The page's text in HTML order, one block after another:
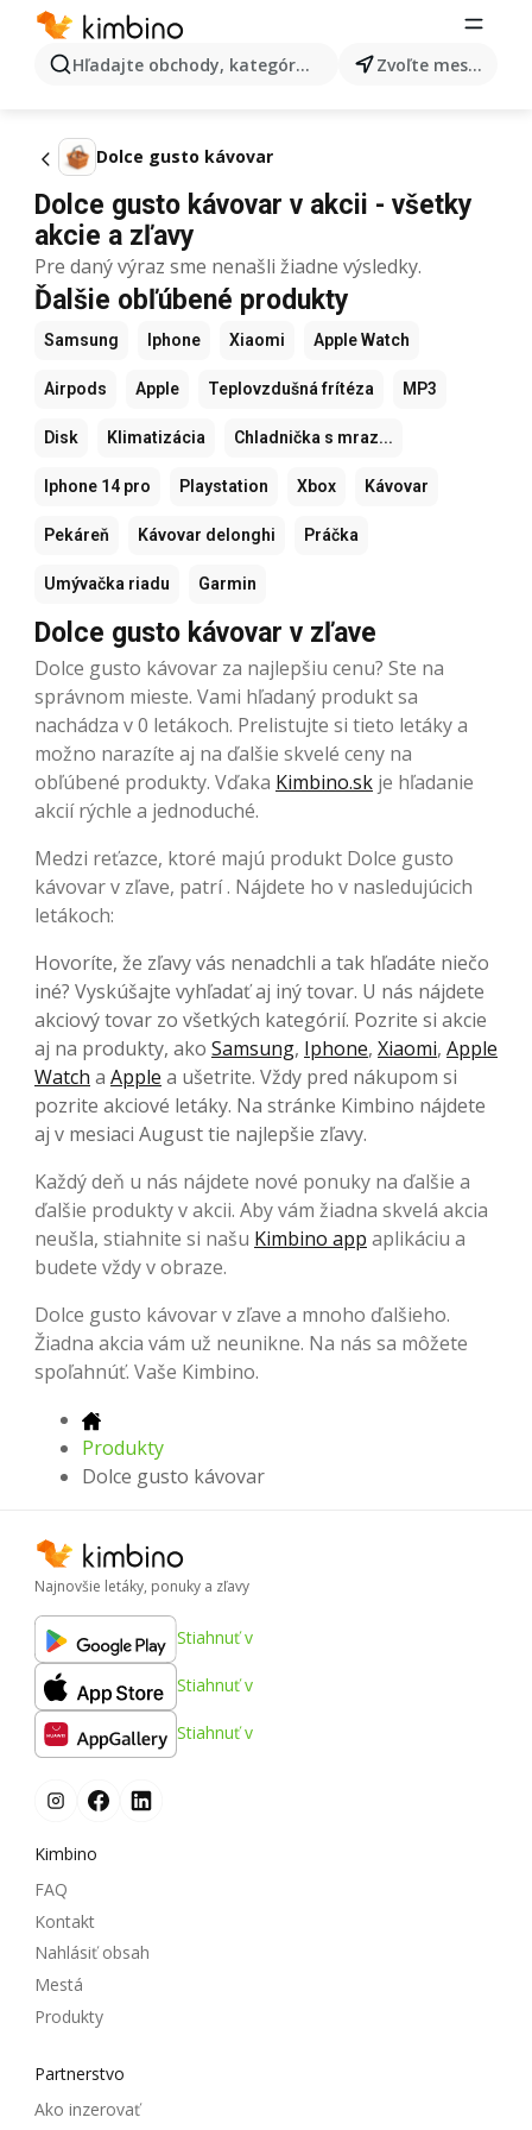
Hľadajte obchody, kategórie, produkty... Zvoľte mesto
Dolce gusto kávovar
Dolce gusto kávovar v akcii - všetky
akcie a zľavy
Pre daný výraz sme nenašli žiadne výsledky.
Ďalšie obľúbené produkty
Samsung Iphone Xiaomi Apple Watch
Airpods Apple Teplovzdušná frítéza MP3
Disk Klimatizácia Chladnička s mraz...
Iphone 14 pro Playstation Xbox Kávovar
Pekáreň Kávovar delonghi Práčka
Umývačka riadu Garmin
Dolce gusto kávovar v zľave
Dolce gusto kávovar za najlepšiu cenu? Ste na
správnom mieste. Vami hľadaný produkt sa
nachádza v 0 letákoch. Prelistujte si tieto letáky a
možno narazíte aj na ďalšie skvelé ceny na
obľúbené produkty. Vďaka Kimbino.sk je hľadanie
akcií rýchle a jednoduché.
Medzi reťazce, ktoré majú produkt Dolce gusto
kávovar v zľave, patrí . Nájdete ho v nasledujúcich
letákoch:
Hovoríte, že zľavy vás nenadchli a tak hľadáte niečo
iné? Vyskúšajte vyhľadať aj iný tovar. U nás nájdete
akciový tovar zo všetkých kategórií. Pozrite si akcie
aj na produkty, ako Samsung, Iphone, Xiaomi, Apple
Watch a Apple a ušetrite. Vždy pred nákupom si
pozrite akciové letáky. Na stránke Kimbino nájdete
aj v mesiaci August tie najlepšie zľavy.
Každý deň u nás nájdete nové ponuky na ďalšie a
ďalšie produkty v akcii. Aby vám žiadna skvelá akcia
neušla, stiahnite si našu Kimbino app aplikáciu a
budete vždy v obraze.
Dolce gusto kávovar v zľave a mnoho ďalšieho.
Žiadna akcia vám už neunikne. Na nás sa môžete
spoľahnúť. Vaše Kimbino.
Produkty
Dolce gusto kávovar
Najnovšie letáky, ponuky a zľavy
Stiahnuť v
Stiahnuť v
Stiahnuť v
Kimbino
FAQ
Kontakt
Nahlásiť obsah
Mestá
Produkty
Partnerstvo
Ako inzerovať